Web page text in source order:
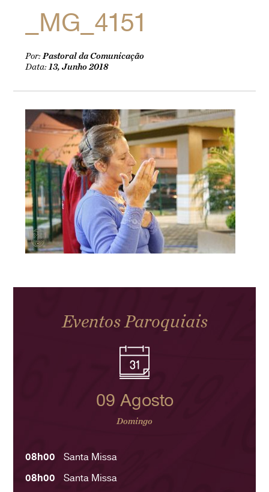
_MG_4151
Por:Pastoral da Comunicação
Data:13, Junho 2018
Eventos Paroquiais
09 Agosto
Domingo
08h00
Santa Missa
08h00
Santa Missa